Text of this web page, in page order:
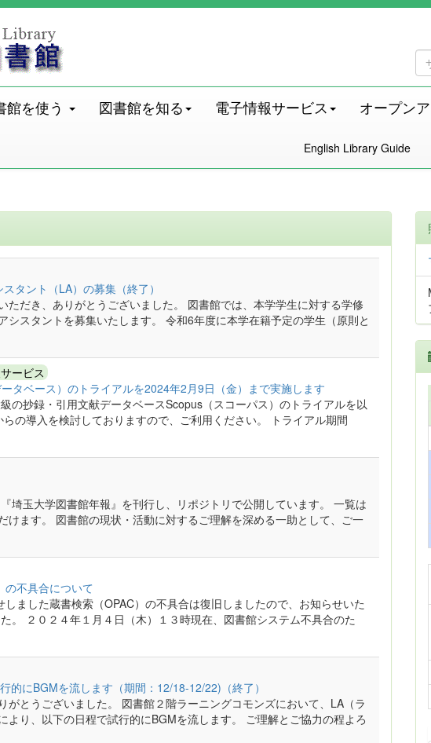
館を使う 図書館を知る 電子情報サービス オープン
English Library Guide
タント（LA）の募集（終了）
ただき、ありがとうございました。 図書館では、本学学生に対する学修
シスタントを募集いたします。 令和6年度に本学在籍予定の学生（原則と
ービス
タベース）のトライアルを2024年2月9日（金）まで実施します
の抄録・引用文献データベースScopus（スコーパス）のトライアルを以
の導入を検討しておりますので、ご利用ください。 トライアル期間
埼玉大学図書館年報』を刊行し、リポジトリで公開しています。 一覧は
けます。 図書館の現状・活動に対するご理解を深める一助として、ご一
の不具合について
しました蔵書検索（OPAC）の不具合は復旧しましたので、お知らせいた
。 ２０２４年１月４日（木）１３時現在、図書館システム不具合のた
的にBGMを流します（期間：12/18-12/22)（終了）
がとうございました。 図書館２階ラーニングコモンズにおいて、LA（ラ
より、以下の日程で試行的にBGMを流します。 ご理解とご協力の程よろ